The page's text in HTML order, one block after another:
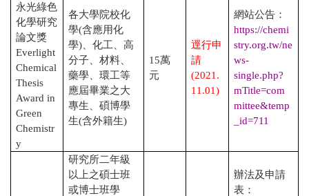
永光綠色
化學研究
論文獎
Everlight
Chemical
Thesis
Award in
Green
Chemistr
y
各大學院校化
學(含應用化
學) 、化工、高
分子、材料、
藥學、環工等
應屆畢業之大
專生、碩博學
生(含外籍生)
15萬
元
逕行申
請
(2021.
11.01)
網站公告：
https://chemi
stry.org.tw/ne
ws-
single.php?
mTitle=com
mittee&temp
_id=711
研究所二年級
以上之碩士班
或博士班學
辦法及申請
表：